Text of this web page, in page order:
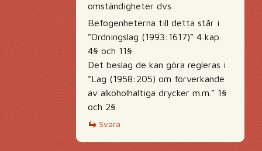
omständigheter dvs.
Befogenheterna till detta står i
”Ordningslag (1993:1617)” 4 kap.
4§ och 11§.
Det beslag de kan göra regleras i
”Lag (1958:205) om förverkande
av alkoholhaltiga drycker m.m.” 1§
och 2§.
Svara